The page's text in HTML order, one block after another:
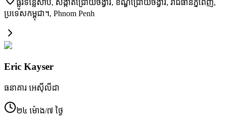
ផ្លូវ​ទន្លេសាប, សង្កាត់​ជ្រោយចង្វារ, ខណ្ឌ​ជ្រោយចង្វារ, រាជធានី​ភ្នំពេញ,
ប្រទេស​កម្ពុជា។, Phnom Penh
Eric Kayser
ធនាគារ អេស៊ីលីដា
២៤ ម៉ោង/៧ ថ្ងៃ